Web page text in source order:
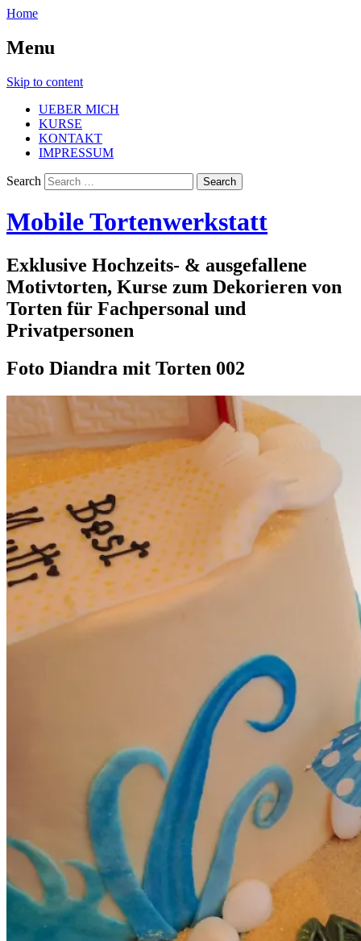
Home
Menu
Skip to content
UEBER MICH
KURSE
KONTAKT
IMPRESSUM
Search
Mobile Tortenwerkstatt
Exklusive Hochzeits- & ausgefallene
Motivtorten, Kurse zum Dekorieren von
Torten für Fachpersonal und
Privatpersonen
Foto Diandra mit Torten 002